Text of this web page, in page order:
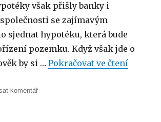
však přišly banky i
se zajímavým
sjednat hypotéku, která bude
pozemku. Když však jde o
by si …Pokračovat ve čtení
komentářpro